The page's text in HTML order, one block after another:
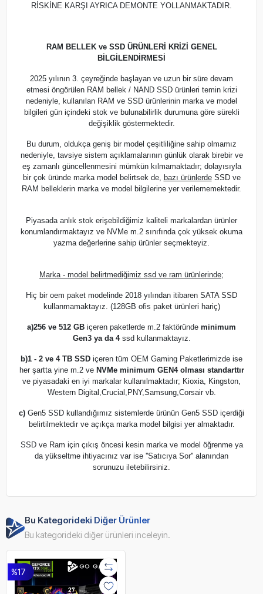
RİSKİNE KARŞI AYRICA DEMONTE YOLLANMAKTADIR.
RAM BELLEK ve SSD ÜRÜNLERİ KRİZİ GENEL
BİLGİLENDİRMESİ
2025 yılının 3. çeyreğinde başlayan ve uzun bir süre devam
etmesi öngörülen RAM bellek / NAND SSD ürünleri temin krizi
nedeniyle, kullanılan RAM ve SSD ürünlerinin marka ve model
bilgileri gün içindeki stok ve bulunabilirlik durumuna göre sürekli
değişiklik göstermektedir.
Bu durum, oldukça geniş bir model çeşitliliğine sahip olmamız
nedeniyle, tavsiye sistem açıklamalarının günlük olarak birebir ve
eş zamanlı güncellenmesini mümkün kılmamaktadır; dolayısıyla
bir çok üründe marka model belirtsek de, bazı ürünlerdeSSD ve
RAM belleklerin marka ve model bilgilerine yer verilememektedir.
Piyasada anlık stok erişebildiğimiz kaliteli markalardan ürünler
konumlandırmaktayız ve NVMe m.2 sınıfında çok yüksek okuma
yazma değerlerine sahip ürünler seçmekteyiz.
Marka - model belirtmediğimiz ssd ve ram ürünlerinde;
Hiç bir oem paket modelinde 2018 yılından itibaren SATA SSD
kullanmamaktayız. (128GB ofis paket ürünleri hariç)
a)256 ve 512 GB içeren paketlerde m.2 faktöründe minimum
Gen3 ya da 4ssd kullanmaktayız.
b)1 - 2 ve 4 TB SSD içeren tüm OEM Gaming Paketlerimizde ise
her şartta yine m.2 ve NVMe minimum GEN4 olması standarttır
ve piyasadaki en iyi markalar kullanılmaktadır; Kioxia, Kingston,
Western Digital,Crucial,PNY,Samsung,Corsair vb.
c) Gen5 SSD kullandığımız sistemlerde ürünün Gen5 SSD içerdiği
belirtilmektedir ve açıkça marka model bilgisi yer almaktadır.
SSD ve Ram için çıkış öncesi kesin marka ve model öğrenme ya
da yükseltme ihtiyacınız var ise ''Satıcıya Sor'' alanından
sorunuzu iletebilirsiniz.
Bu Kategorideki Diğer Ürünler
Bu kategorideki diğer ürünleri inceleyin.
%17